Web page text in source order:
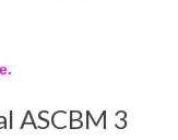
ASCBM 3